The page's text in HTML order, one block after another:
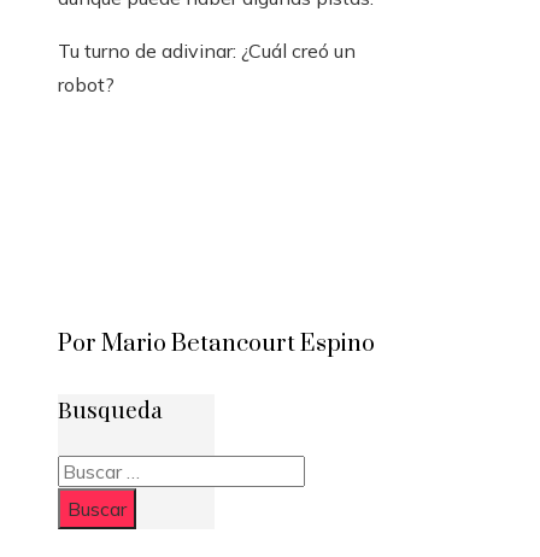
Tu turno de adivinar: ¿Cuál creó un
robot?
Por Mario Betancourt Espino
Busqueda
Buscar: